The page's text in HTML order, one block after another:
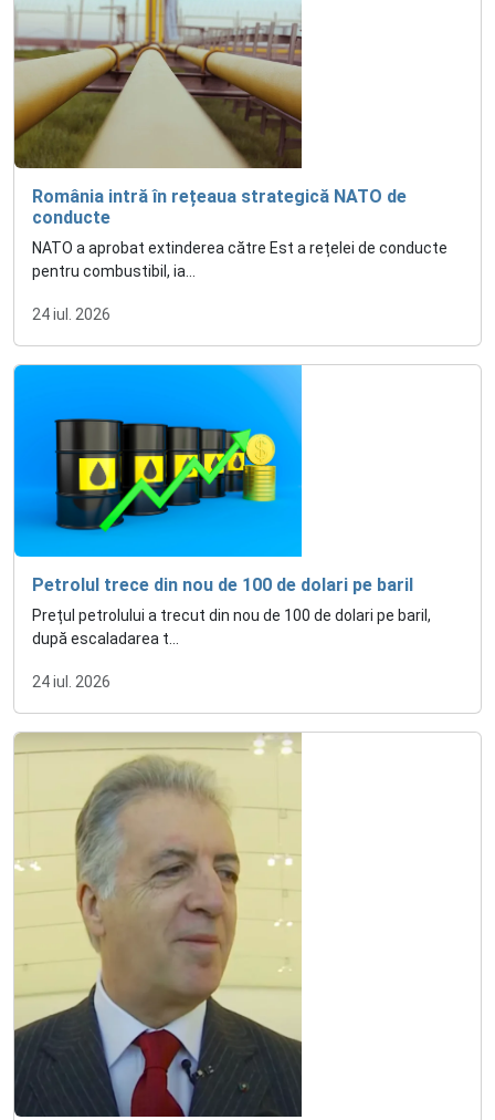
România intră în rețeaua strategică NATO de
conducte
NATO a aprobat extinderea către Est a rețelei de conducte
pentru combustibil, ia...
24 iul. 2026
Petrolul trece din nou de 100 de dolari pe baril
Prețul petrolului a trecut din nou de 100 de dolari pe baril,
după escaladarea t...
24 iul. 2026